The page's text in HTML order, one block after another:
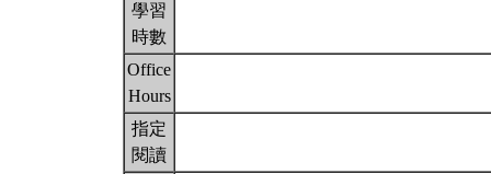
學習
時數
Office
Hours
指定
閱讀